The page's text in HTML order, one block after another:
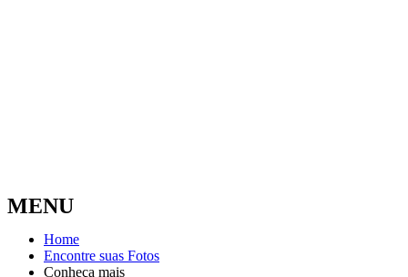
MENU
Home
Encontre suas Fotos
Conheça mais